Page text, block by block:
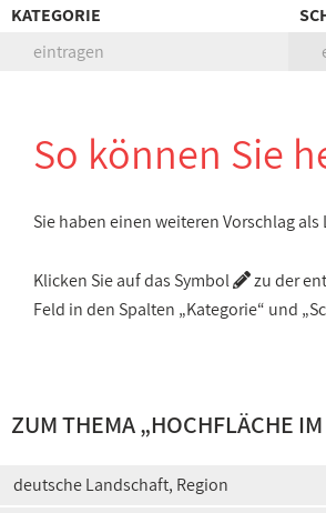
KATEGORIE
eintragen
So können Sie
Sie haben einen weiteren Vorschlag
Klicken Sie auf das Symbol
zu der
Feld in den Spalten „Kategorie“ und
ZUM THEMA „HOCHFLÄCHE
deutsche Landschaft, Region